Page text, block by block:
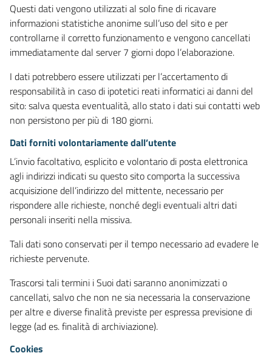
Questi dati vengono utilizzati al solo fine di ricavare
informazioni statistiche anonime sull’uso del sito e per
controllarne il corretto funzionamento e vengono cancellati
immediatamente dal server 7 giorni dopo l’elaborazione.
I dati potrebbero essere utilizzati per l’accertamento di
responsabilità in caso di ipotetici reati informatici ai danni del
sito: salva questa eventualità, allo stato i dati sui contatti web
non persistono per più di 180 giorni.
Dati forniti volontariamente dall’utente
L’invio facoltativo, esplicito e volontario di posta elettronica
agli indirizzi indicati su questo sito comporta la successiva
acquisizione dell’indirizzo del mittente, necessario per
rispondere alle richieste, nonché degli eventuali altri dati
personali inseriti nella missiva.
Tali dati sono conservati per il tempo necessario ad evadere le
richieste pervenute.
Trascorsi tali termini i Suoi dati saranno anonimizzati o
cancellati, salvo che non ne sia necessaria la conservazione
per altre e diverse finalità previste per espressa previsione di
legge (ad es. finalità di archiviazione).
Cookies